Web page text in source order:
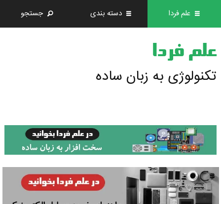
علم فردا دسته بندی جستجو
علم فردا
تکنولوژی به زبان ساده